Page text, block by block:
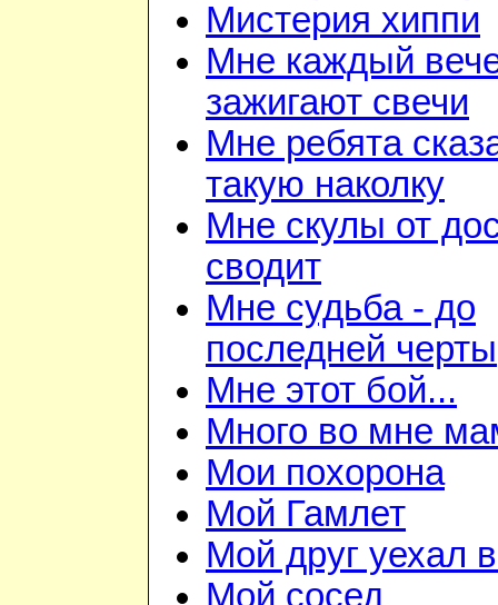
Мистерия хиппи
Мне каждый
зажигают свечи
Мне ребята
такую наколку
Мне скулы от
сводит
Мне судьба - до
последней черты
Мне этот бой...
Много во мне
Мои похорона
Мой Гамлет
Мой друг уехал
Мой сосед